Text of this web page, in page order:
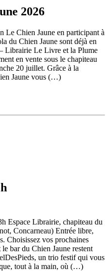
2026
Le Chien Jaune en participant à
du Chien Jaune sont déjà en
Librairie Le Livre et la Plume
en vente sous le chapiteau
20 juillet. Grâce à la
Jaune vous (…)
Espace Librairie, chapiteau du
Concarneau) Entrée libre,
Choisissez vos prochaines
bar du Chien Jaune restent
un trio festif qui vous
tout à la main, où (…)